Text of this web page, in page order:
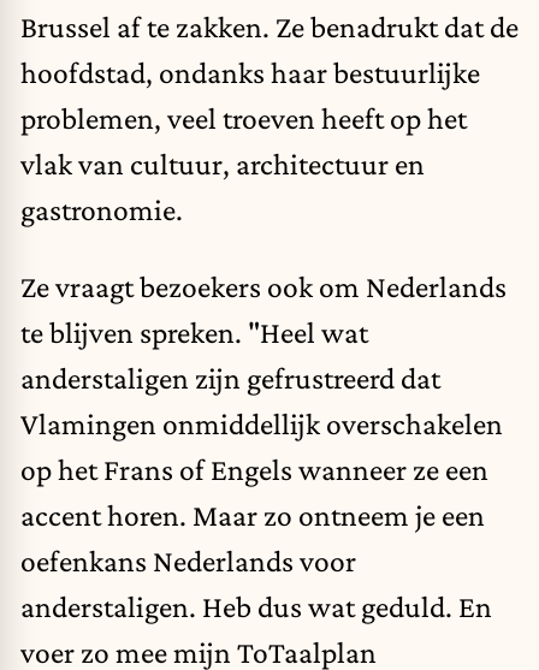
Brussel af te zakken. Ze benadrukt dat de
hoofdstad, ondanks haar bestuurlijke
problemen, veel troeven heeft op het
vlak van cultuur, architectuur en
gastronomie.
Ze vraagt bezoekers ook om Nederlands
te blijven spreken. "Heel wat
anderstaligen zijn gefrustreerd dat
Vlamingen onmiddellijk overschakelen
op het Frans of Engels wanneer ze een
accent horen. Maar zo ontneem je een
oefenkans Nederlands voor
anderstaligen. Heb dus wat geduld. En
voer zo mee mijn ToTaalplan